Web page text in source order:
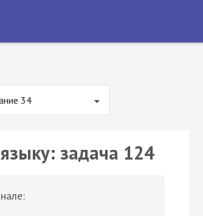
34
задача 124